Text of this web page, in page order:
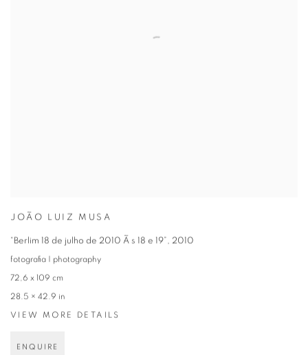
JOÃO LUIZ MUSA
“Berlim 18 de julho de 2010 Ã s 18 e 19”, 2010
fotografia | photography
72,6 x 109 cm
28.5 × 42.9 in
VIEW MORE DETAILS
ENQUIRE